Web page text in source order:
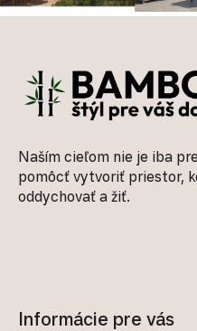
Naším cieľom nie je iba
pomôcť vytvoriť priestor,
oddychovať a žiť.
Informácie pre vás